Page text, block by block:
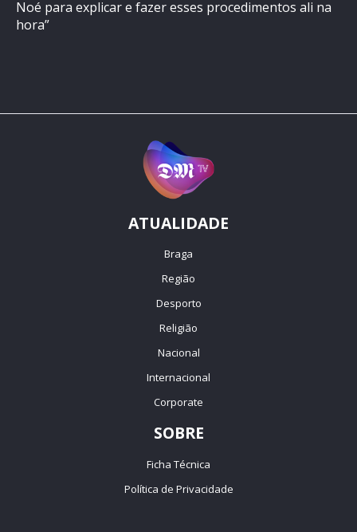
Noé para explicar e fazer esses procedimentos ali na
hora”
ATUALIDADE
Braga
Região
Desporto
Religião
Nacional
Internacional
Corporate
SOBRE
Ficha Técnica
Política de Privacidade